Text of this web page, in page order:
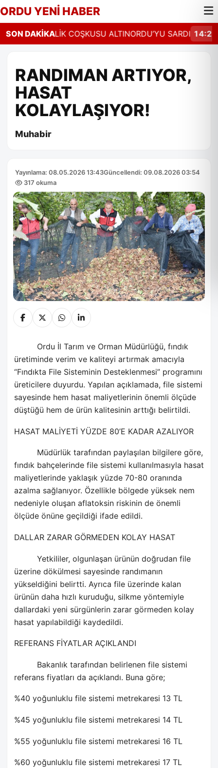
ORDU YENİ HABER
SON DAKİKA
14:26 ŞENLİK COŞKUSU ALTINORDU’YU SARDI 14:23
RANDIMAN ARTIYOR,
HASAT
KOLAYLAŞIYOR!
Muhabir
Yayınlama: 08.05.2026 13:43Güncellendi: 09.08.2026 03:54
317 okuma
Ordu İl Tarım ve Orman Müdürlüğü, fındık
üretiminde verim ve kaliteyi artırmak amacıyla
“Fındıkta File Sisteminin Desteklenmesi” programını
üreticilere duyurdu. Yapılan açıklamada, file sistemi
sayesinde hem hasat maliyetlerinin önemli ölçüde
düştüğü hem de ürün kalitesinin arttığı belirtildi.
HASAT MALİYETİ YÜZDE 80’E KADAR AZALIYOR
Müdürlük tarafından paylaşılan bilgilere göre,
fındık bahçelerinde file sistemi kullanılmasıyla hasat
maliyetlerinde yaklaşık yüzde 70-80 oranında
azalma sağlanıyor. Özellikle bölgede yüksek nem
nedeniyle oluşan aflatoksin riskinin de önemli
ölçüde önüne geçildiği ifade edildi.
DALLAR ZARAR GÖRMEDEN KOLAY HASAT
Yetkililer, olgunlaşan ürünün doğrudan file
üzerine dökülmesi sayesinde randımanın
yükseldiğini belirtti. Ayrıca file üzerinde kalan
ürünün daha hızlı kuruduğu, silkme yöntemiyle
dallardaki yeni sürgünlerin zarar görmeden kolay
hasat yapılabildiği kaydedildi.
REFERANS FİYATLAR AÇIKLANDI
Bakanlık tarafından belirlenen file sistemi
referans fiyatları da açıklandı. Buna göre;
%40 yoğunluklu file sistemi metrekaresi 13 TL
%45 yoğunluklu file sistemi metrekaresi 14 TL
%55 yoğunluklu file sistemi metrekaresi 16 TL
%60 yoğunluklu file sistemi metrekaresi 17 TL